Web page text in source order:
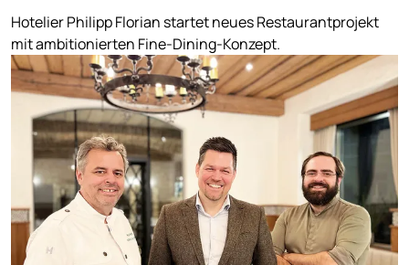
Hotelier Philipp Florian startet neues Restaurantprojekt
mit ambitionierten Fine-Dining-Konzept.